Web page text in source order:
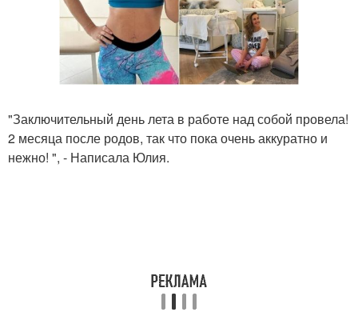
"Заключительный день лета в работе над собой провела!
2 месяца после родов, так что пока очень аккуратно и
нежно! ", - Написала Юлия.